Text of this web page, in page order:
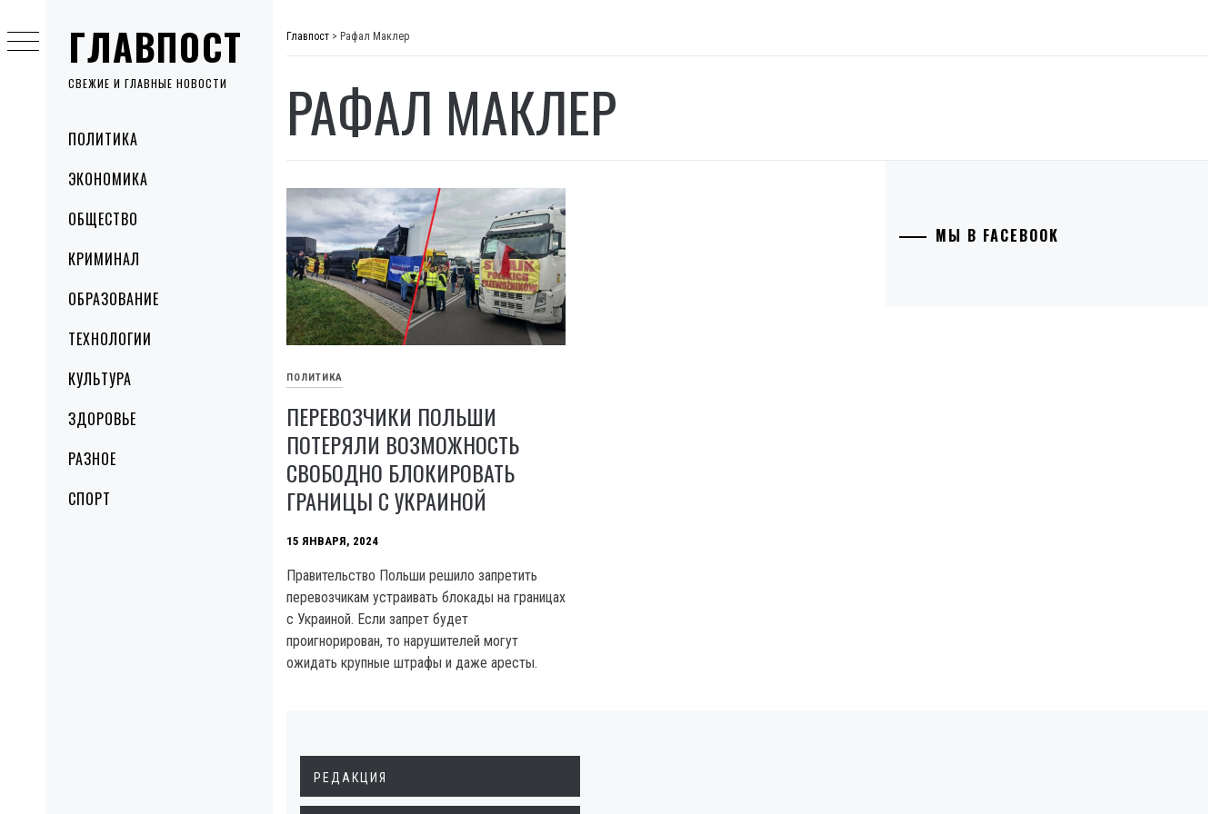
ГЛАВПОСТ
СВЕЖИЕ И ГЛАВНЫЕ НОВОСТИ
MenuПОЛИТИКА
ЭКОНОМИКА
ОБЩЕСТВО
КРИМИНАЛ
ОБРАЗОВАНИЕ
ТЕХНОЛОГИИ
КУЛЬТУРА
ЗДОРОВЬЕ
РАЗНОЕ
СПОРТ
to
content
Главпост > Рафал Маклер
РАФАЛ МАКЛЕР
ПОЛИТИКА
ПЕРЕВОЗЧИКИ ПОЛЬШИ
ПОТЕРЯЛИ ВОЗМОЖНОСТЬ
СВОБОДНО БЛОКИРОВАТЬ
ГРАНИЦЫ С УКРАИНОЙ
15 ЯНВАРЯ, 2024
Правительство Польши решило запретить
перевозчикам устраивать блокады на границах
с Украиной. Если запрет будет
проигнорирован, то нарушителей могут
ожидать крупные штрафы и даже аресты.
МЫ В FACEBOOK
РЕДАКЦИЯ